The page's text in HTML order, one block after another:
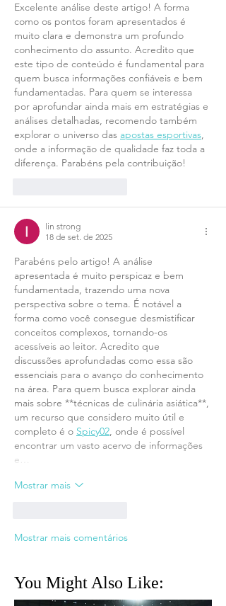
You Might Also Like:
Excelente análise deste artigo! A forma
como os pontos foram apresentados é
muito clara e demonstra um profundo
conhecimento do assunto. Acredito que
este tipo de conteúdo é fundamental para
quem busca informações confiáveis e bem
fundamentadas. Para quem se interessa
por aprofundar ainda mais em estratégias e
análises detalhadas, recomendo também
explorar o universo das apostas esportivas,
onde a informação de qualidade faz toda a
diferença. Parabéns pela contribuição!
lin strong
18 de set. de 2025
Parabéns pelo artigo! A análise
apresentada é muito perspicaz e bem
fundamentada, trazendo uma nova
perspectiva sobre o tema. É notável a
forma como você consegue desmistificar
conceitos complexos, tornando-os
acessíveis ao leitor. Acredito que
discussões aprofundadas como essa são
essenciais para o avanço do conhecimento
na área. Para quem busca explorar ainda
mais sobre **técnicas de culinária asiática**,
um recurso que considero muito útil e
completo é o Spicy02, onde é possível
encontrar um vasto acervo de informações
e…
Mostrar mais
Mostrar mais comentários